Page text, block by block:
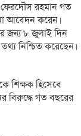
ফেরদৌস রহমান গত
আবেদন করেন।
জন্য ৮ জুলাই দিন
নিশ্চিত করেছেন।
শিক্ষক হিসেবে
বিরুদ্ধে গত বছরের